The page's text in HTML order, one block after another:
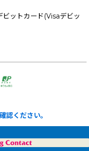
ビットカード(Visaデビッ
認ください。